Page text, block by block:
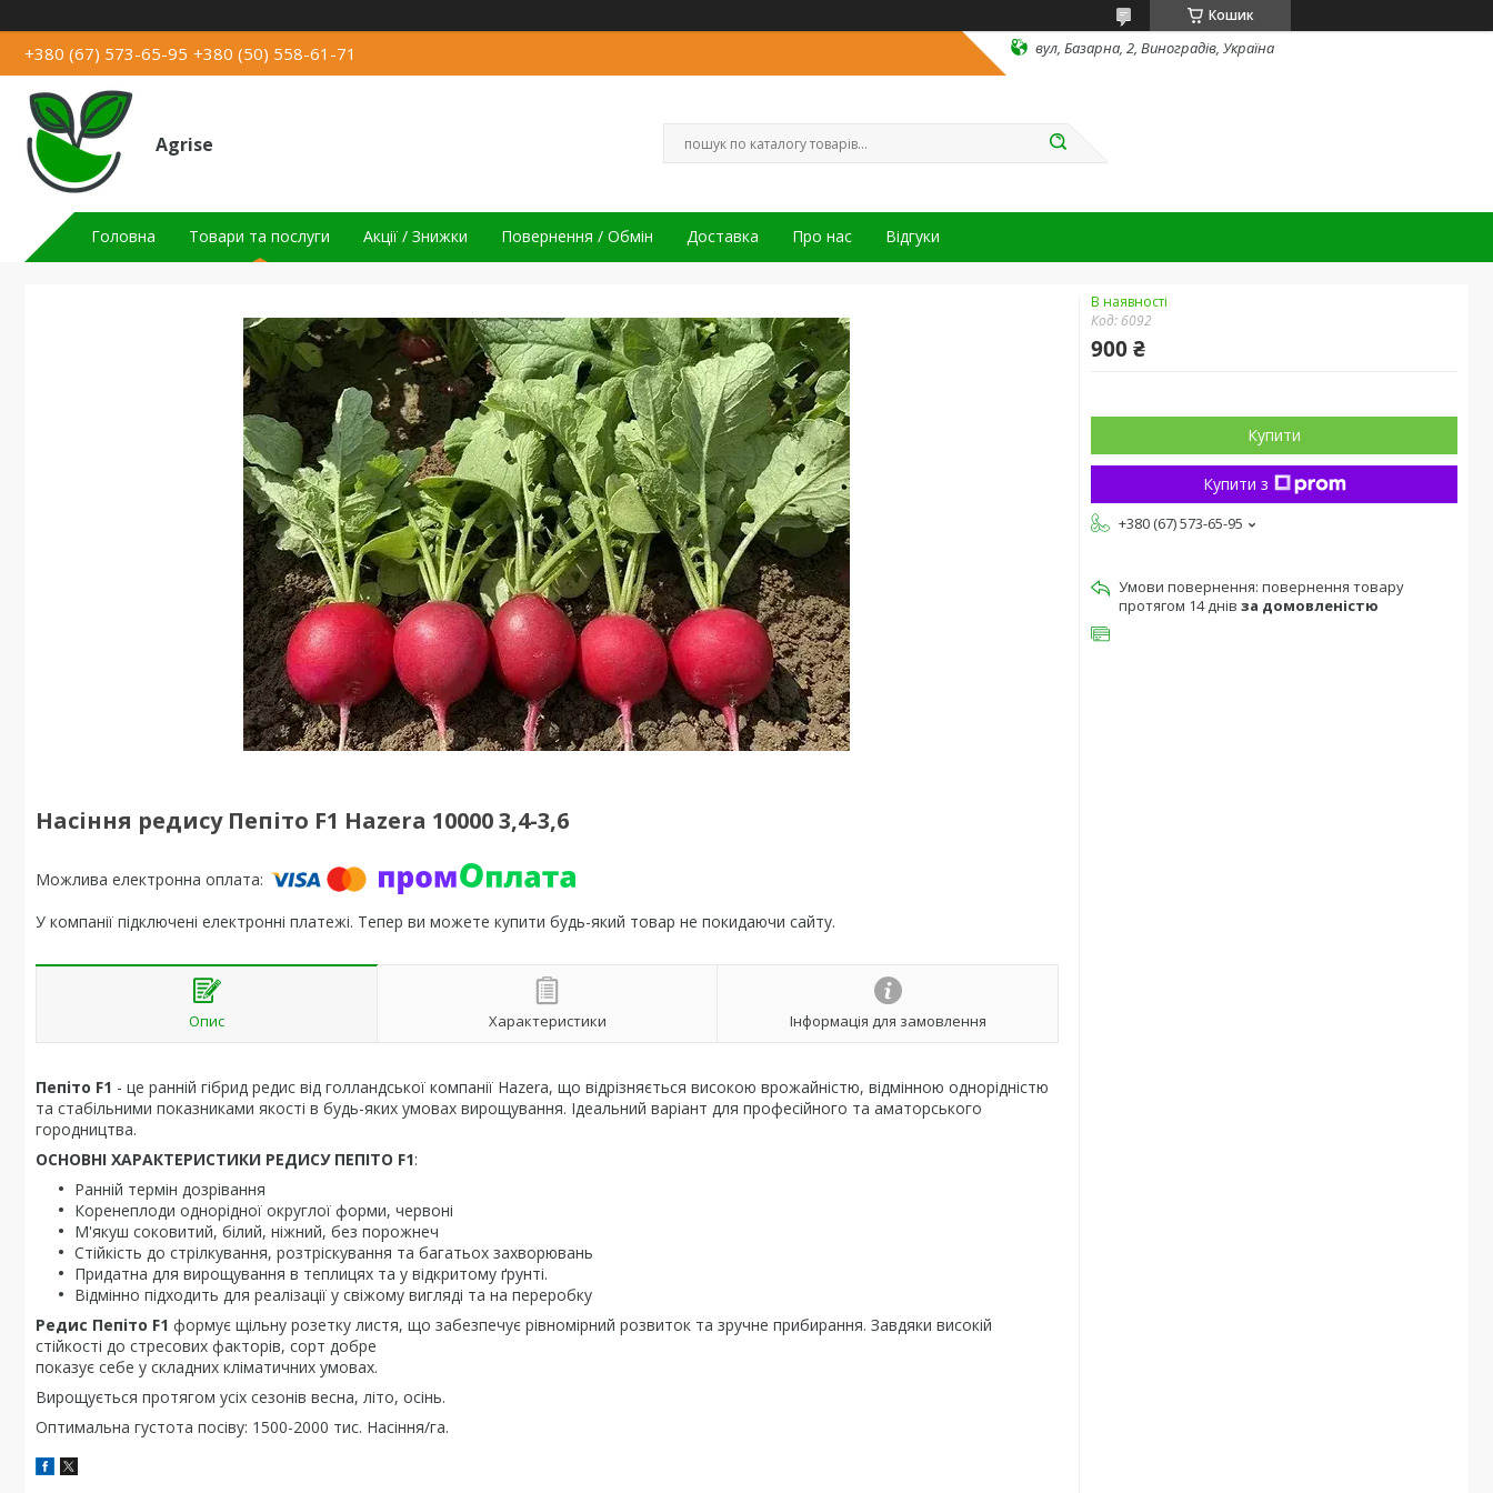
Кошик
+380 (67) 573-65-95 +380 (50) 558-61-71 вул, Базарна, 2, Виноградів, Україна
Agrise
Головна Товари та послуги Акції / Знижки Повернення / Обмін Доставка Про нас Відгуки
Насіння редису Пепіто F1 Hazera 10000 3,4-3,6
У компанії підключені електронні платежі. Тепер ви можете купити будь-який товар не покидаючи сайту.
Опис Характеристики Інформація для замовлення
Пепіто F1 - це ранній гібрид редис від голландської компанії Hazera, що відрізняється високою врожайністю, відмінною однорідністю
та стабільними показниками якості в будь-яких умовах вирощування. Ідеальний варіант для професійного та аматорського
городництва.
ОСНОВНІ ХАРАКТЕРИСТИКИ РЕДИСУ ПЕПІТО F1:
Ранній термін дозрівання
Коренеплоди однорідної округлої форми, червоні
М'якуш соковитий, білий, ніжний, без порожнеч
Стійкість до стрілкування, розтріскування та багатьох захворювань
Придатна для вирощування в теплицях та у відкритому ґрунті.
Відмінно підходить для реалізації у свіжому вигляді та на переробку
Редис Пепіто F1 формує щільну розетку листя, що забезпечує рівномірний розвиток та зручне прибирання. Завдяки високій
стійкості до стресових факторів, сорт добре
показує себе у складних кліматичних умовах.
Вирощується протягом усіх сезонів весна, літо, осінь.
Оптимальна густота посіву: 1500-2000 тис. Насіння/га.
В наявності
Код: 6092
900 ₴
Купити
Купити з
+380 (67) 573-65-95
повернення товару
протягом 14 днів за домовленістю